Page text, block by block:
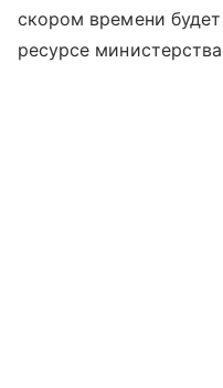
скором времени
ресурсе